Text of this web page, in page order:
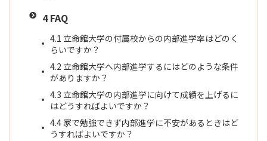
4FAQ
4.1 立命館大学の付属校からの内部進学率はどのく
らいですか？
4.2 立命館大学へ内部進学するにはどのような条件
がありますか？
4.3 立命館大学の内部進学に向けて成績を上げるに
はどうすればよいですか？
4.4家で勉強できず内部進学に不安があるときはど
うすればよいですか？